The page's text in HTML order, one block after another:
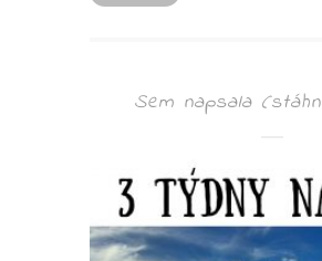
Sem napsala